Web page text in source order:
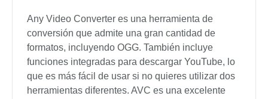
Any Video Converter es una herramienta de
conversión que admite una gran cantidad de
formatos, incluyendo OGG. También incluye
funciones integradas para descargar YouTube, lo
que es más fácil de usar si no quieres utilizar dos
herramientas diferentes. AVC es una excelente